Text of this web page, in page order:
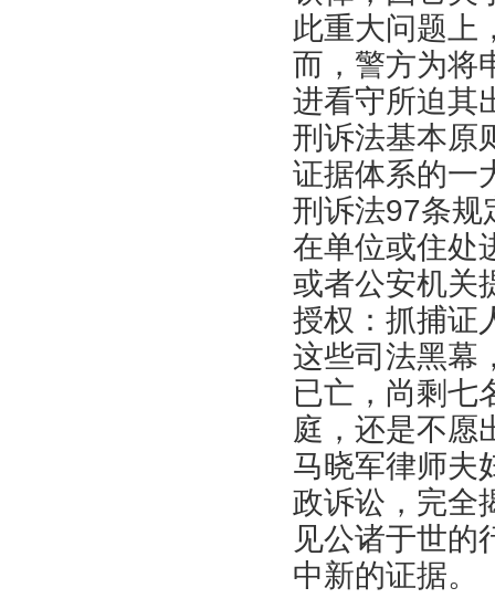
此重大问题上
而，警方为将
进看守所迫其
刑诉法基本原
证据体系的一
刑诉法97条规
在单位或住处
或者公安机关
授权：抓捕证
这些司法黑幕
已亡，尚剩七
庭，还是不愿
马晓军律师夫
政诉讼，完全
见公诸于世的
中新的证据。